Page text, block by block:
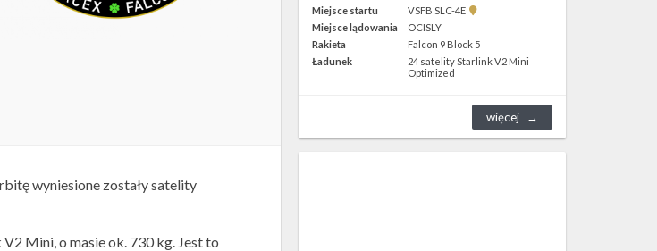
wyniesione zostały satelity
Mini, o masie ok. 730 kg. Jest to
Miejsce startu
VSFB SLC-4E
Pokaż
SLC-
4E w
Google
Miejsce lądowania
OCISLY
Rakieta
Falcon 9 Block 5
Ładunek
24 satelity Starlink V2 Mini
Optimized
więcej